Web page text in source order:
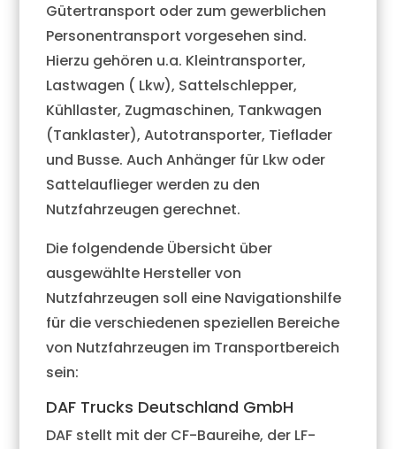
Gütertransport oder zum gewerblichen
Personentransport vorgesehen sind.
Hierzu gehören u.a. Kleintransporter,
Lastwagen ( Lkw), Sattelschlepper,
Kühllaster, Zugmaschinen, Tankwagen
(Tanklaster), Autotransporter, Tieflader
und Busse. Auch Anhänger für Lkw oder
Sattelauflieger werden zu den
Nutzfahrzeugen gerechnet.
Die folgendende Übersicht über
ausgewählte Hersteller von
Nutzfahrzeugen soll eine Navigationshilfe
für die verschiedenen speziellen Bereiche
von Nutzfahrzeugen im Transportbereich
sein:
DAF Trucks Deutschland GmbH
DAF stellt mit der CF-Baureihe, der LF-